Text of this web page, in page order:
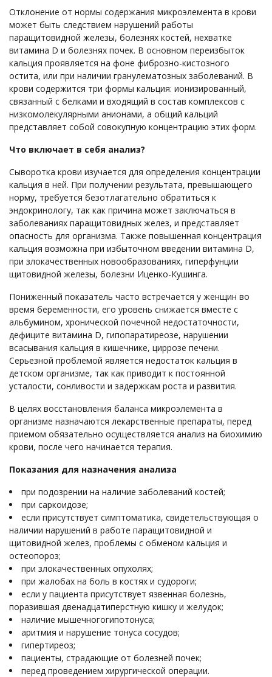
Отклонение от нормы содержания микроэлемента в крови
может быть следствием нарушений работы
паращитовидной железы, болезнях костей, нехватке
витамина D и болезнях почек. В основном переизбыток
кальция проявляется на фоне фиброзно-кистозного
остита, или при наличии гранулематозных заболеваний. В
крови содержится три формы кальция: ионизированный,
связанный с белками и входящий в состав комплексов с
низкомолекулярными анионами, а общий кальций
представляет собой совокупную концентрацию этих форм.
Что включает в себя анализ?
Сыворотка крови изучается для определения концентрации
кальция в ней. При получении результата, превышающего
норму, требуется безотлагательно обратиться к
эндокринологу, так как причина может заключаться в
заболеваниях паращитовидных желез, и представляет
опасность для организма. Также повышенная концентрация
кальция возможна при избыточном введении витамина D,
при злокачественных новообразованиях, гиперфунции
щитовидной железы, болезни Иценко-Кушинга.
Пониженный показатель часто встречается у женщин во
время беременности, его уровень снижается вместе с
альбумином, хронической почечной недостаточности,
дефиците витамина D, гипопаратиреозе, нарушении
всасывания кальция в кишечнике, циррозе печени.
Серьезной проблемой является недостаток кальция в
детском организме, так как приводит к постоянной
усталости, сонливости и задержкам роста и развития.
В целях восстановления баланса микроэлемента в
организме назначаются лекарственные препараты, перед
приемом обязательно осуществляется анализ на биохимию
крови, после чего начинается терапия.
Показания для назначения анализа
при подозрении на наличие заболеваний костей;
при саркоидозе;
если присутствует симптоматика, свидетельствующая о
наличии нарушений в работе паращитовидной и
щитовидной желез, проблемы с обменом кальция и
остеопороз;
при злокачественных опухолях;
при жалобах на боль в костях и судороги;
если у пациента присутствует язвенная болезнь,
поразившая двенадцатиперстную кишку и желудок;
наличие мышечногогипотонуса;
аритмия и нарушение тонуса сосудов;
гипертиреоз;
пациенты, страдающие от болезней почек;
перед проведением хирургической операции.